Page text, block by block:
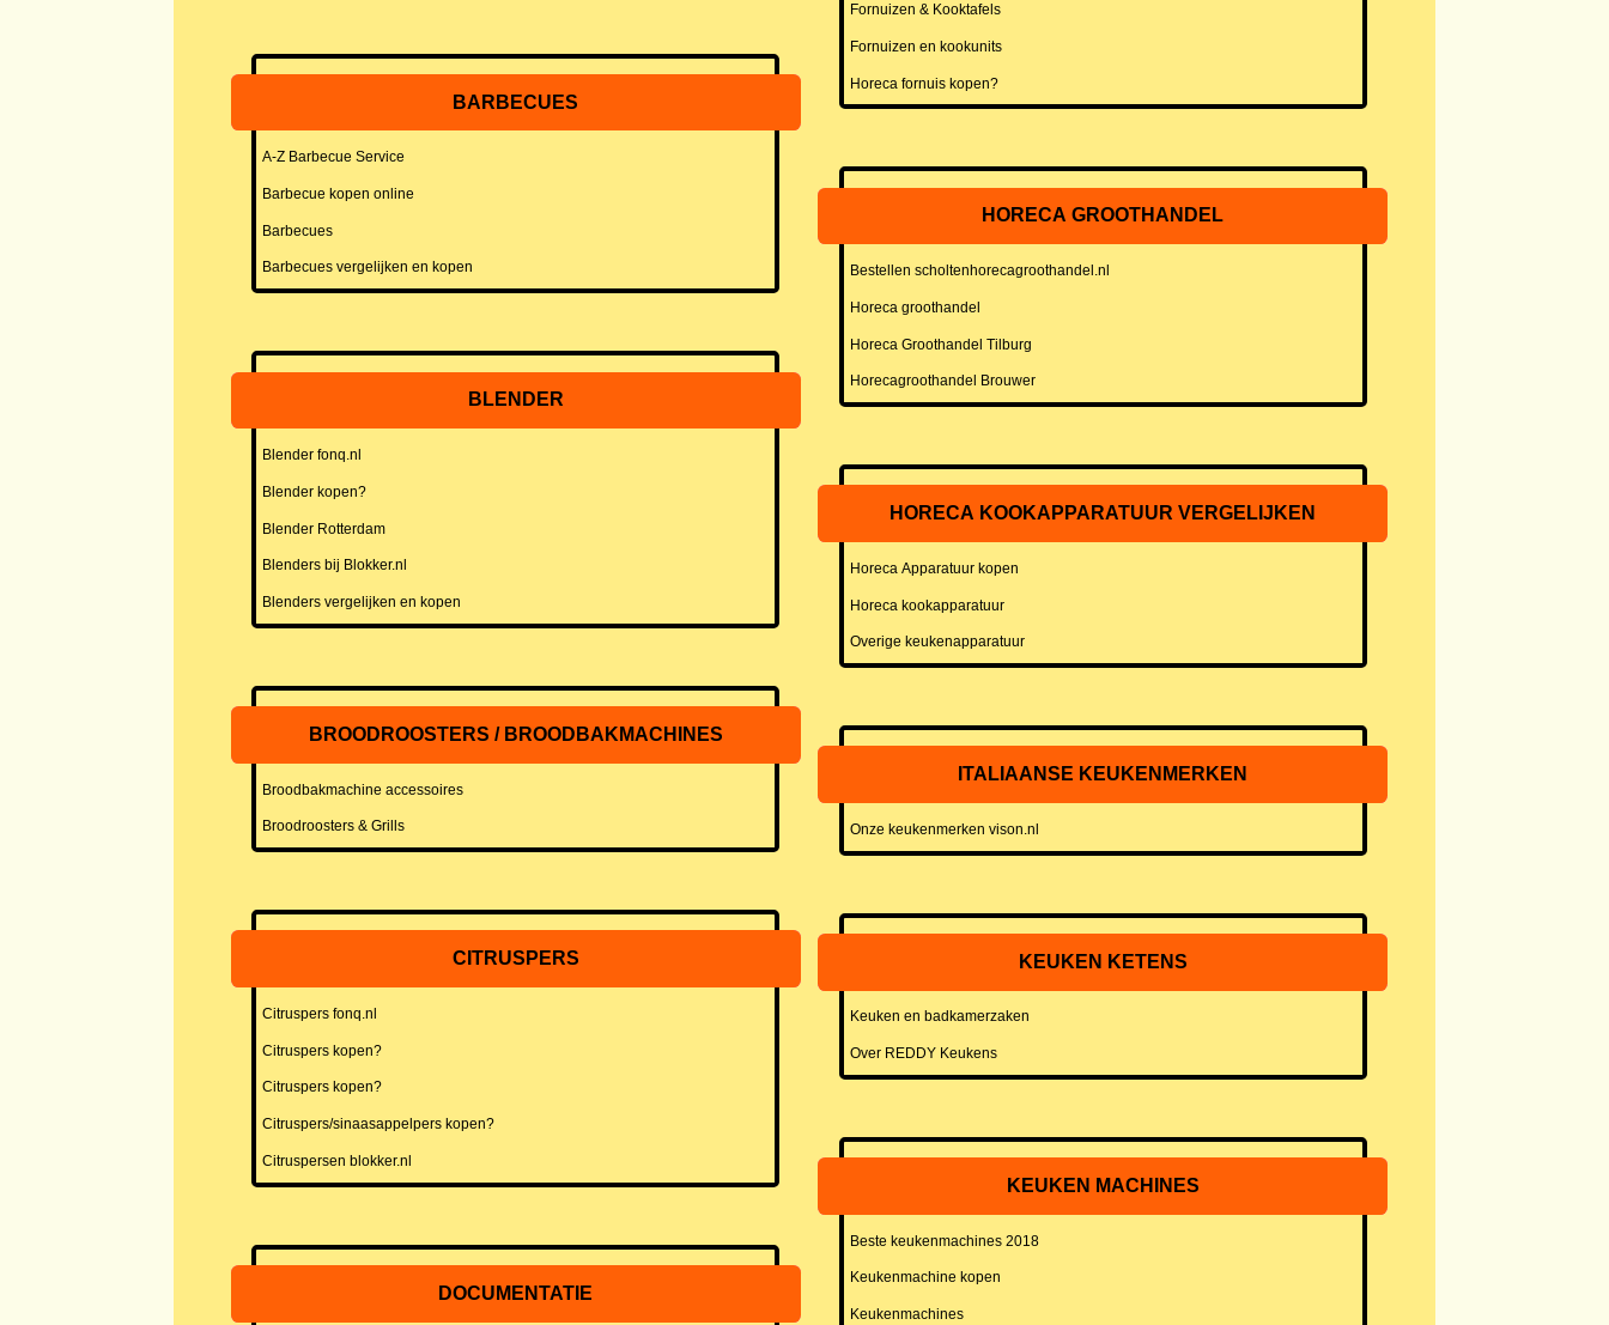
BARBECUES
A-Z Barbecue Service
Barbecue kopen online
Barbecues
Barbecues vergelijken en kopen
BLENDER
Blender fonq.nl
Blender kopen?
Blender Rotterdam
Blenders bij Blokker.nl
Blenders vergelijken en kopen
BROODROOSTERS / BROODBAKMACHINES
Broodbakmachine accessoires
Broodroosters & Grills
CITRUSPERS
Citruspers fonq.nl
Citruspers kopen?
Citruspers kopen?
Citruspers/sinaasappelpers kopen?
Citruspersen blokker.nl
DOCUMENTATIE
Fornuizen & Kooktafels
Fornuizen en kookunits
Horeca fornuis kopen?
HORECA GROOTHANDEL
Bestellen scholtenhorecagroothandel.nl
Horeca groothandel
Horeca Groothandel Tilburg
Horecagroothandel Brouwer
HORECA KOOKAPPARATUUR VERGELIJKEN
Horeca Apparatuur kopen
Horeca kookapparatuur
Overige keukenapparatuur
ITALIAANSE KEUKENMERKEN
Onze keukenmerken vison.nl
KEUKEN KETENS
Keuken en badkamerzaken
Over REDDY Keukens
KEUKEN MACHINES
Beste keukenmachines 2018
Keukenmachine kopen
Keukenmachines